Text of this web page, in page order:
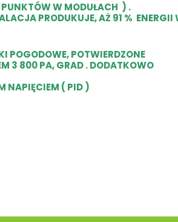
PUNKTÓW W MODUŁACH ) .
PRODUKUJE, AŻ 91 % ENERGII
POGODOWE, POTWIERDZONE
3 800 PA, GRAD . DODATKOWO
NAPIĘCIEM ( PID )